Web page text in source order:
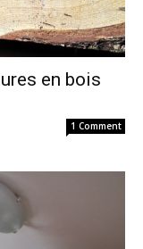
en bois
1 Comment